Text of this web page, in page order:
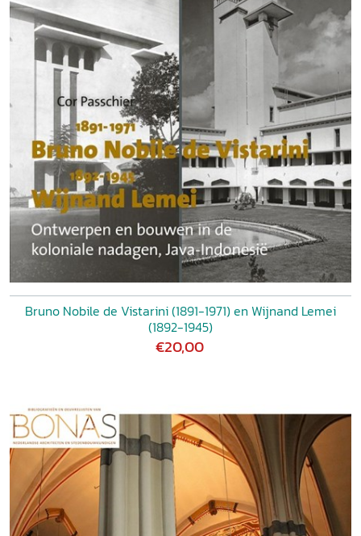
Bruno Nobile de Vistarini (1891-1971) en Wijnand Lemei
(1892-1945)
€20,00